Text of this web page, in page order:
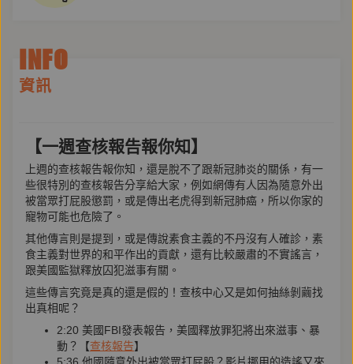
INFO
資訊
【一週查核報告報你知】
上週的查核報告報你知，還是脫不了跟新冠肺炎的關係，有一
些很特別的查核報告分享給大家，例如網傳有人因為隨意外出
被當眾打屁股懲罰，或是傳出老虎得到新冠肺癌，所以你家的
寵物可能也危險了。
其他傳言則是提到，或是傳說素食主義的不丹沒有人確診，素
食主義對世界的和平作出的貢獻，還有比較嚴肅的不實謠言，
跟美國監獄釋放囚犯滋事有關。
這些傳言究竟是真的還是假的！查核中心又是如何抽絲剝繭找
出真相呢？
2:20 美國FBI發表報告，美國釋放罪犯將出來滋事、暴
動？【查核報告】